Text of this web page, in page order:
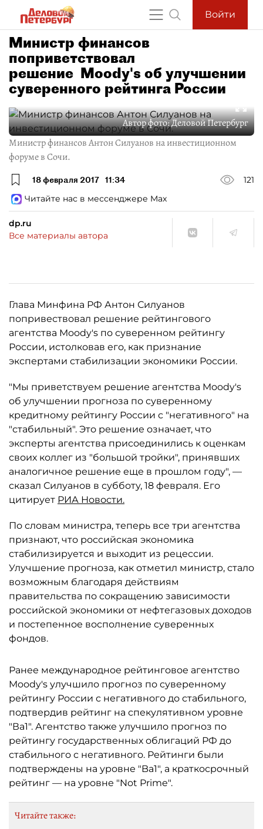
Войти
Министр финансов
поприветствовал
решение Moody's об улучшении
суверенного рейтинга России
Автор фото:Деловой Петербург
Министр финансов Антон Силуанов на инвестиционном
форуме в Сочи.
18 февраля 2017 11:34
121
Читайте нас в мессенджере Max
dp.ru
Все материалы автора
Глава Минфина РФ Антон Силуанов
попривествовал решение рейтингового
агентства Moody's по суверенном рейтингу
России, истолковав его, как признание
экспертами стабилизации экономики России.
"Мы приветствуем решение агентства Moody's
об улучшении прогноза по суверенному
кредитному рейтингу России с "негативного" на
"стабильный". Это решение означает, что
эксперты агентства присоединились к оценкам
своих коллег из "большой тройки", принявших
аналогичное решение еще в прошлом году", —
сказал Силуанов в субботу, 18 февраля. Его
цитирует РИА Новости.
По словам министра, теперь все три агентства
признают, что российская экономика
стабилизируется и выходит из рецессии.
Улучшение прогноза, как отметил министр, стало
возможным благодаря действиям
правительства по сокращению зависимости
российской экономики от нефтегазовых доходов
и постепенное восполнение суверенных
фондов.
Ранее международное рейтинговое агентство
Moody's улучшило прогноз по суверенному
рейтингу России с негативного до стабильного,
подтвердив рейтинг на спекулятивном уровне
"Ва1". Агентство также улучшило прогноз по
рейтингу государственных облигаций РФ до
стабильного с негативного. Рейтинги были
подтверждены на уровне "Ba1", а краткосрочный
рейтинг — на уровне "Not Prime".
Читайте также: